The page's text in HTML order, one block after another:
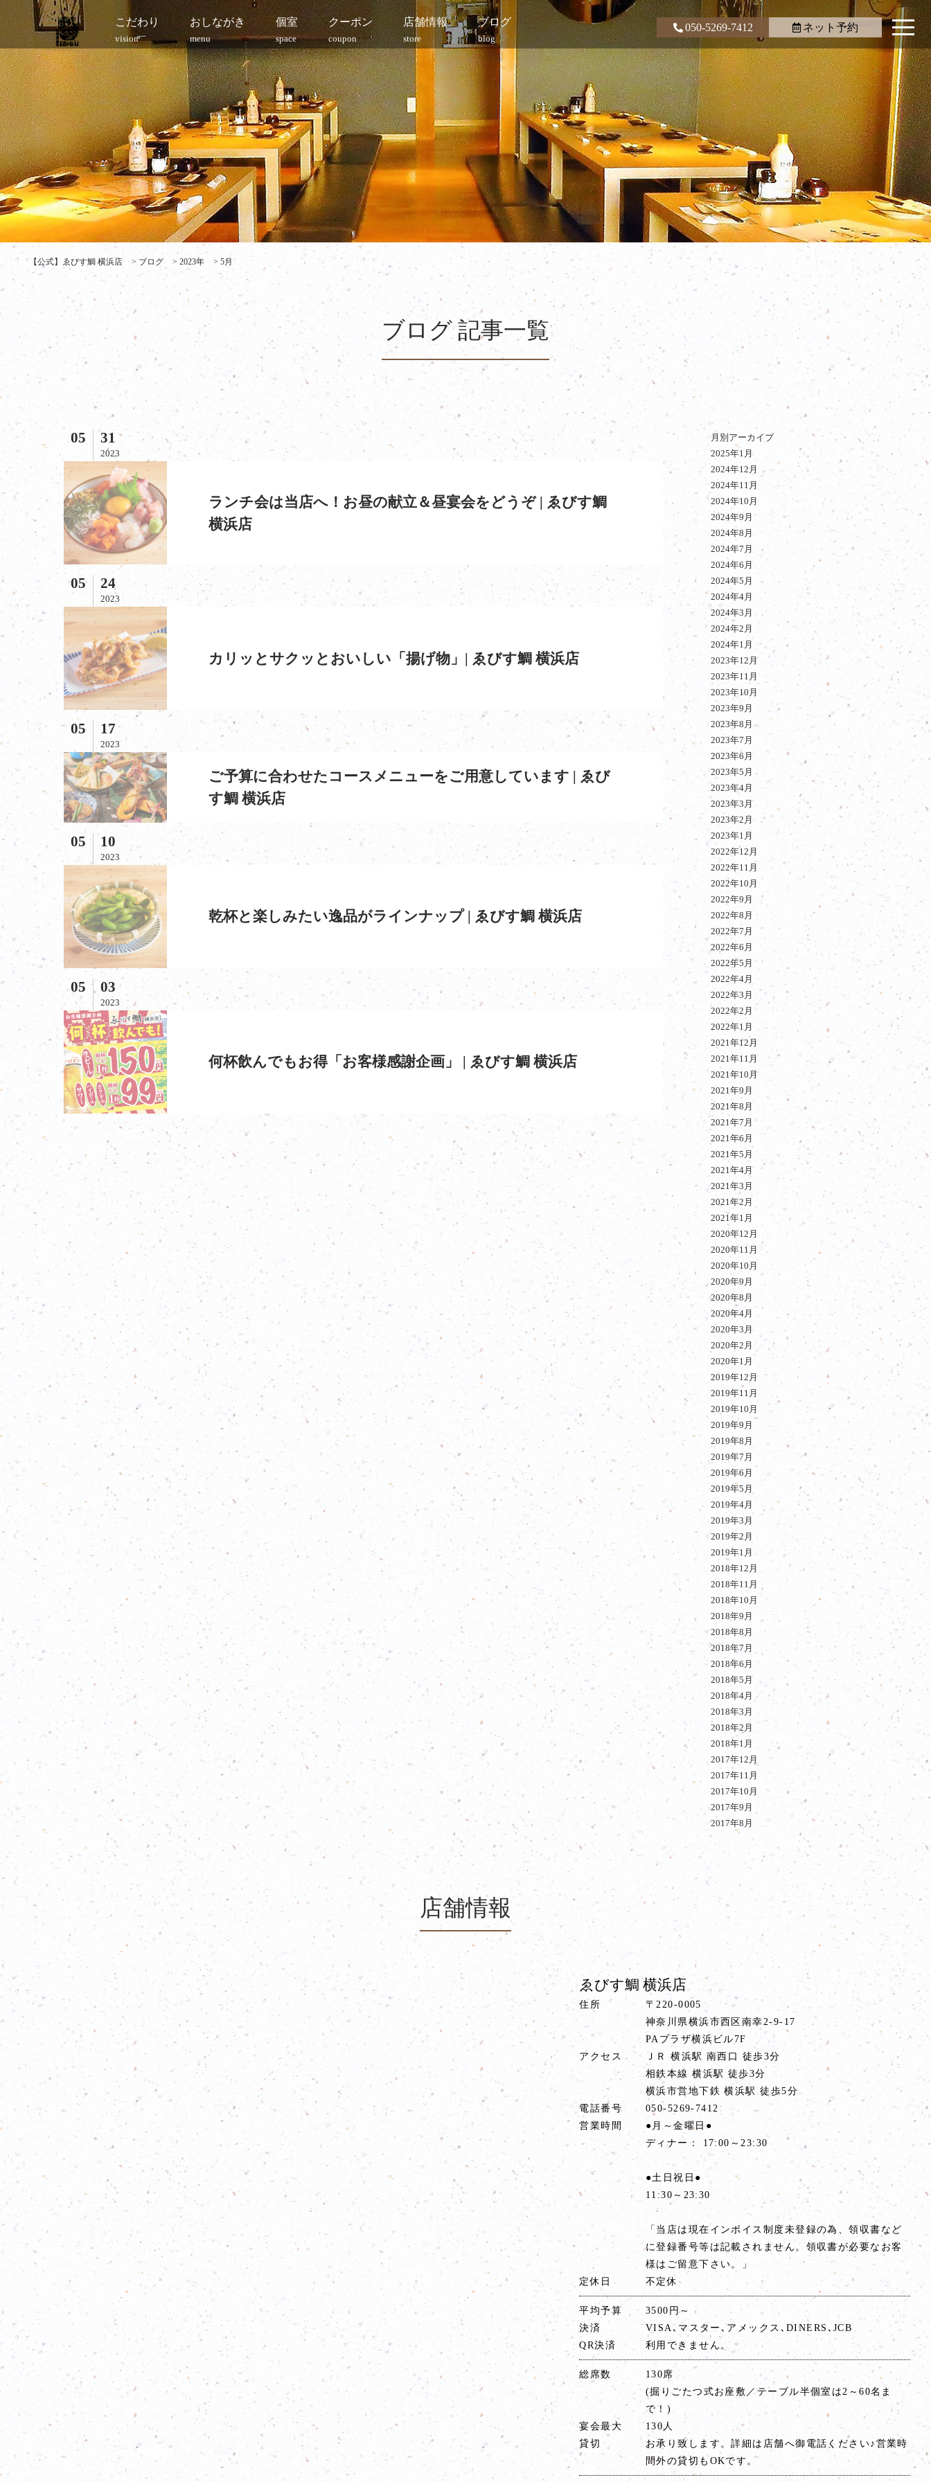
こだわり
vision
おしながき
menu
個室
space
クーポン
coupon
店舗情報
store
ブログ
blog
050-5269-7412 ネット予約
【公式】ゑびす鯛 横浜店 > ブログ > 2023年 > 5月
ブログ 記事一覧
05 31
2023
ランチ会は当店へ！お昼の献立＆昼宴会をどうぞ | ゑびす鯛
横浜店
05 24
2023
カリッとサクッとおいしい「揚げ物」| ゑびす鯛 横浜店
05 17
2023
ご予算に合わせたコースメニューをご用意しています | ゑび
す鯛 横浜店
05 10
2023
乾杯と楽しみたい逸品がラインナップ | ゑびす鯛 横浜店
05 03
2023
何杯飲んでもお得「お客様感謝企画」 | ゑびす鯛 横浜店
月別アーカイブ
2025年1月
2024年12月
2024年11月
2024年10月
2024年9月
2024年8月
2024年7月
2024年6月
2024年5月
2024年4月
2024年3月
2024年2月
2024年1月
2023年12月
2023年11月
2023年10月
2023年9月
2023年8月
2023年7月
2023年6月
2023年5月
2023年4月
2023年3月
2023年2月
2023年1月
2022年12月
2022年11月
2022年10月
2022年9月
2022年8月
2022年7月
2022年6月
2022年5月
2022年4月
2022年3月
2022年2月
2022年1月
2021年12月
2021年11月
2021年10月
2021年9月
2021年8月
2021年7月
2021年6月
2021年5月
2021年4月
2021年3月
2021年2月
2021年1月
2020年12月
2020年11月
2020年10月
2020年9月
2020年8月
2020年4月
2020年3月
2020年2月
2020年1月
2019年12月
2019年11月
2019年10月
2019年9月
2019年8月
2019年7月
2019年6月
2019年5月
2019年4月
2019年3月
2019年2月
2019年1月
2018年12月
2018年11月
2018年10月
2018年9月
2018年8月
2018年7月
2018年6月
2018年5月
2018年4月
2018年3月
2018年2月
2018年1月
2017年12月
2017年11月
2017年10月
2017年9月
2017年8月
店舗情報
ゑびす鯛 横浜店
住所
〒220-0005
神奈川県横浜市西区南幸2-9-17
PAプラザ横浜ビル7F
アクセス
ＪＲ 横浜駅 南西口 徒歩3分
相鉄本線 横浜駅 徒歩3分
横浜市営地下鉄 横浜駅 徒歩5分
電話番号
050-5269-7412
営業時間
●月～金曜日●
ディナー： 17:00～23:30
●土日祝日●
11:30～23:30
「当店は現在インボイス制度未登録の為、領収書など
に登録番号等は記載されません。領収書が必要なお客
様はご留意下さい。」
定休日
不定休
平均予算
3500円～
決済
VISA､マスター､アメックス､DINERS､JCB
QR決済
利用できません。
総席数
130席
(掘りごたつ式お座敷／テーブル半個室は2～60名ま
で！)
宴会最大
130人
貸切
お承り致します。詳細は店舗へ御電話ください♪営業時
間外の貸切もOKです。